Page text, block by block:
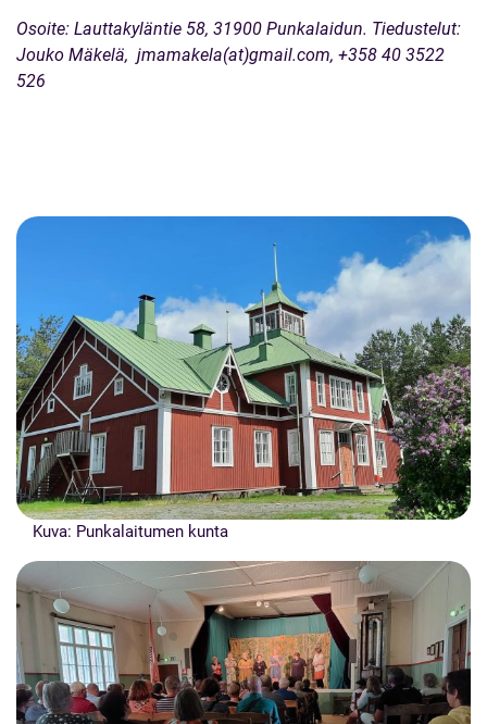
Osoite: Lauttakyläntie 58, 31900 Punkalaidun. Tiedustelut:
Jouko Mäkelä, jmamakela(at)gmail.com, +358 40 3522
526
Kuva: Punkalaitumen kunta